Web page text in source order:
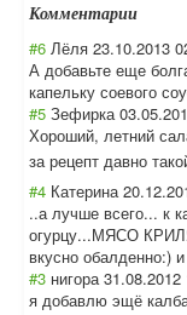
Комментарии
#6 Лёля 23.10.2013
А добавьте еще
капельку соевого
#5 Зефирка
Хороший, летний
за рецепт давно
#4 Катерина
..а лучше всего... к
огурцу...МЯСО
вкусно обалденно:)
#3 нигора 31.08.2012
я добавлю эщё